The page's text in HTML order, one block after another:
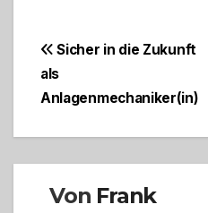
Sicher in die Zukunft
als
Anlagenmechaniker(in)
Von Frank